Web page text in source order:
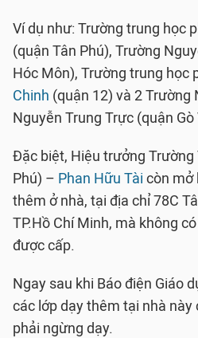
Ví dụ như: Trường trung học
(quận Tân Phú), Trường
Hóc Môn), Trường trung học
Chinh (quận 12) và 2 Trường
Nguyễn Trung Trực (quận Gò
Đặc biệt, Hiệu trưởng Trường
Phú) – Phan Hữu Tài còn mở
thêm ở nhà, tại địa chỉ 78C
TP.Hồ Chí Minh, mà không
được cấp.
Ngay sau khi Báo điện Giáo
các lớp dạy thêm tại nhà này
phải ngừng dạy.